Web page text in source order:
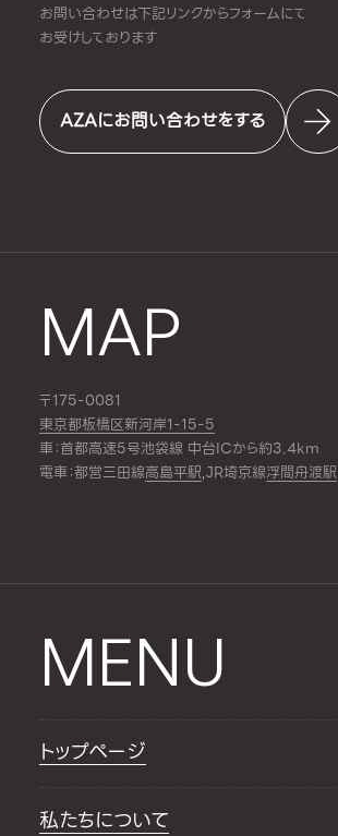
お問い合わせは下記リンクからフォームにて
お受けしております
AZAにお問い合わせをする
MAP
〒175-0081
東京都板橋区新河岸1-15-5
車：首都高速5号池袋線 中台ICから約3.4km
電車：都営三田線高島平駅,JR埼京線浮間舟渡駅
MENU
トップページ
私たちについて